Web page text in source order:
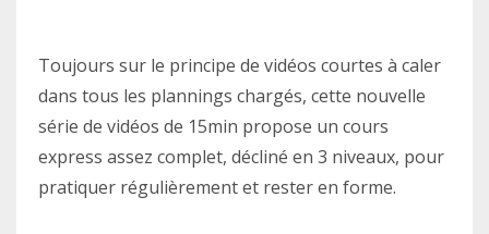
Toujours sur le principe de vidéos courtes à caler
dans tous les plannings chargés, cette nouvelle
série de vidéos de 15min propose un cours
express assez complet, décliné en 3 niveaux, pour
pratiquer régulièrement et rester en forme.